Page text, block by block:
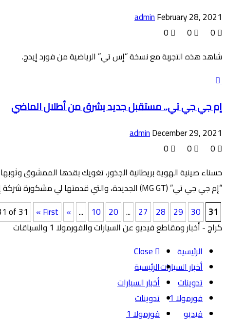
adminFebruary 28, 2021
شاهد هذه التجربة مع نسخة “إس تي” الرياضية من فورد إيدج.
إم جي جي تي.. مستقبل جديد يشرق من أطلال الماضي
adminDecember 29, 2021
حسناء صينية الهوية بريطانية الجذور، تغويك بقدها الممشوق
“إم جي جي تي” (MG GT) الجديدة، والتي قدمتها لي مشكورة شركة إنتر إميرتس موتورز، الموزع الرسمي لسيارات “إم جي” في دولة الإمارات. MG كانت في يوم من […]
of 31
« First « ... 10 20 ... 27 28 29 30 31
كراج - أخبار ومقاطع فيديو عن السيارات والفورمولا 1 والسباقات
الرئيسية
أخبار السيارات
تدوينات
فورمولا 1
فيديو
Close
الرئيسية
أخبار السيارات
تدوينات
فورمولا 1